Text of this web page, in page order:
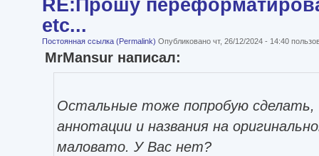
etc...
Постоянная ссылка (Permalink) Опубликовано чт, 26/12/2024 - 14:40
MrMansur написал:
Остальные тоже попробую сделать,
аннотации и названия на
маловато. У Вас нет?